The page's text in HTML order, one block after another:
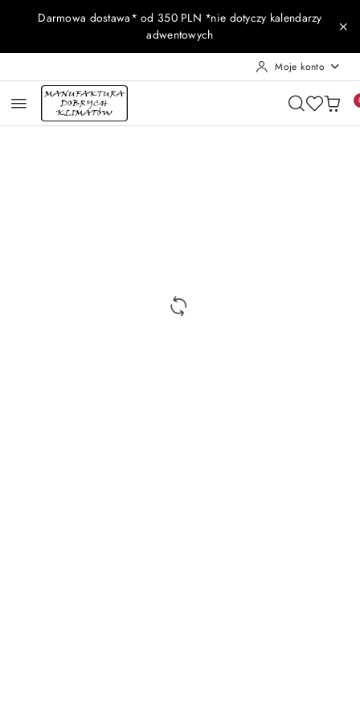
Przejdź do treści głównej
Przejdź do wyszukiwarki
Przejdź do moje konto
Przejdź do menu głównego
Przejdź do opisu produktu
Przejdź do stopki
Darmowa dostawa* od 350 PLN *nie dotyczy kalendarzy
adwentowych
Moje konto